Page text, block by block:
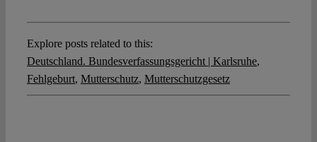
Explore posts related to this:
Deutschland. Bundesverfassungsgericht | Karlsruhe,
Fehlgeburt, Mutterschutz, Mutterschutzgesetz